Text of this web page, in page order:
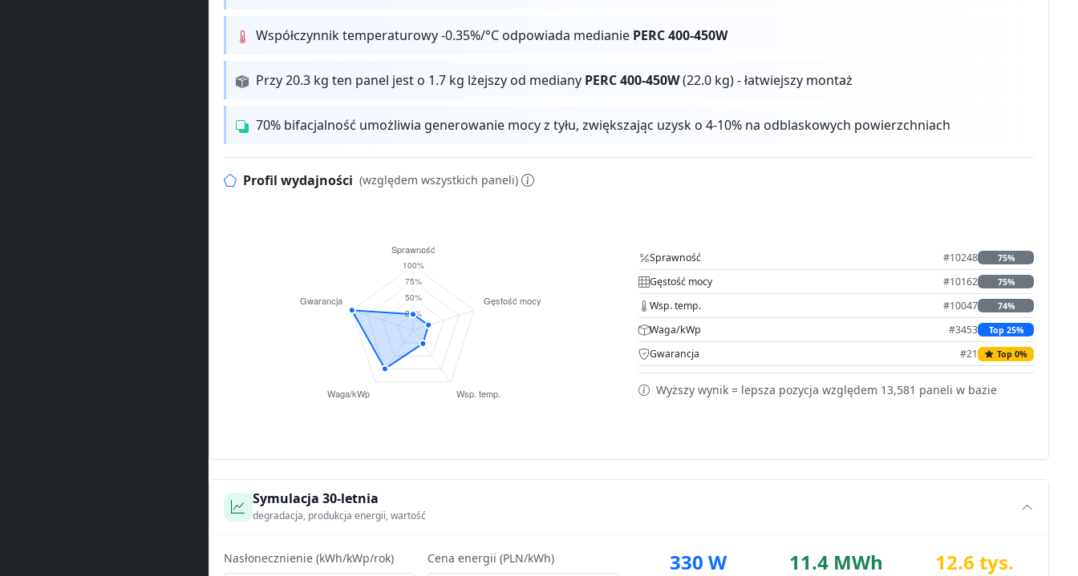
Współczynnik temperaturowy -0.35%/°C odpowiada medianie PERC 400-450W
Przy 20.3 kg ten panel jest o 1.7 kg lżejszy od mediany PERC 400-450W(22.0 kg) - łatwiejszy montaż
70% bifacjalność umożliwia generowanie mocy z tyłu, zwiększając uzysk o 4-10% na odblaskowych powierzchniach
Profil wydajności (względem wszystkich paneli)
Sprawność #10248 75%
Gęstość mocy #10162 75%
Wsp. temp. #10047 74%
Waga/kWp #3453 Top 25%
Gwarancja #21 Top 0%
Wyższy wynik = lepsza pozycja względem 13,581 paneli w bazie
Symulacja 30-letnia
degradacja, produkcja energii, wartość
Nasłonecznienie (kWh/kWp/rok) Cena energii (PLN/kWh) 330 W 11.4 MWh
12.6 tys.